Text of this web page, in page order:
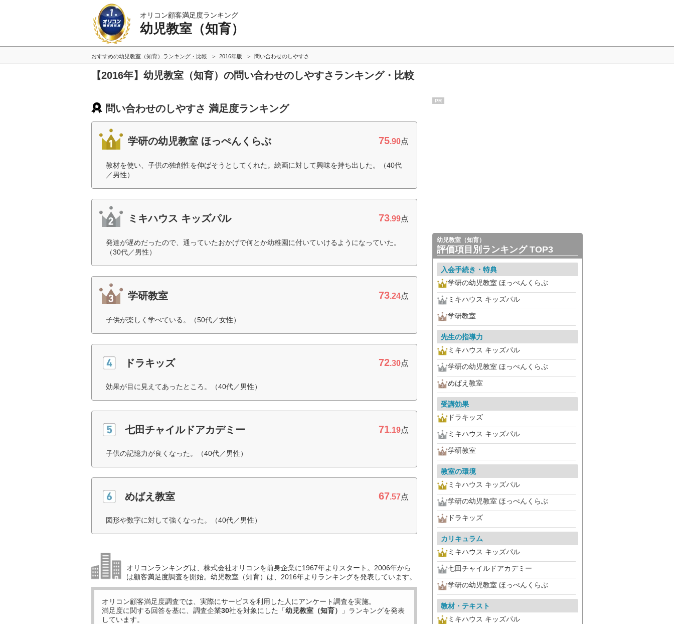
オリコン顧客満足度ランキング
幼児教室（知育）
おすすめの幼児教室（知育）ランキング・比較 2016年版 問い合わせのしやすさ
【2016年】幼児教室（知育）の問い合わせのしやすさランキング・比較
問い合わせのしやすさ 満足度ランキング
学研の幼児教室 ほっぺんくらぶ 75.90点
教材を使い、子供の独創性を伸ばそうとしてくれた。絵画に対して興味を持ち出した。（40代
／男性）
ミキハウス キッズパル 73.99点
発達が遅めだったので、通っていたおかげで何とか幼稚園に付いていけるようになっていた。
（30代／男性）
学研教室 73.24点
子供が楽しく学べている。（50代／女性）
ドラキッズ 72.30点
効果が目に見えてあったところ。（40代／男性）
七田チャイルドアカデミー 71.19点
子供の記憶力が良くなった。（40代／男性）
めばえ教室 67.57点
図形や数字に対して強くなった。（40代／男性）
オリコンランキングは、株式会社オリコンを前身企業に1967年よりスタート。2006年から
は顧客満足度調査を開始。幼児教室（知育）は、2016年よりランキングを発表しています。
オリコン顧客満足度調査では、実際にサービスを利用した 人にアンケート調査を実施。
満足度に関する回答を基に、調査企業30社を対象にした「幼児教室（知育）
」ランキングを発表
しています。
PR
幼児教室（知育）
評価項目別ランキング TOP3
入会手続き・特典
学研の幼児教室 ほっぺんくらぶ
ミキハウス キッズパル
学研教室
先生の指導力
ミキハウス キッズパル
学研の幼児教室 ほっぺんくらぶ
めばえ教室
受講効果
ドラキッズ
ミキハウス キッズパル
学研教室
教室の環境
ミキハウス キッズパル
学研の幼児教室 ほっぺんくらぶ
ドラキッズ
カリキュラム
ミキハウス キッズパル
七田チャイルドアカデミー
学研の幼児教室 ほっぺんくらぶ
教材・テキスト
ミキハウス キッズパル